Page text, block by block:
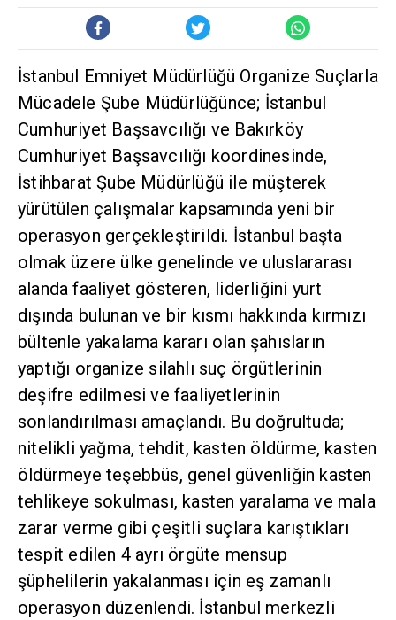
İstanbul Emniyet Müdürlüğü Organize Suçlarla
Mücadele Şube Müdürlüğünce; İstanbul
Cumhuriyet Başsavcılığı ve Bakırköy
Cumhuriyet Başsavcılığı koordinesinde,
İstihbarat Şube Müdürlüğü ile müşterek
yürütülen çalışmalar kapsamında yeni bir
operasyon gerçekleştirildi. İstanbul başta
olmak üzere ülke genelinde ve uluslararası
alanda faaliyet gösteren, liderliğini yurt
dışında bulunan ve bir kısmı hakkında kırmızı
bültenle yakalama kararı olan şahısların
yaptığı organize silahlı suç örgütlerinin
deşifre edilmesi ve faaliyetlerinin
sonlandırılması amaçlandı. Bu doğrultuda;
nitelikli yağma, tehdit, kasten öldürme, kasten
öldürmeye teşebbüs, genel güvenliğin kasten
tehlikeye sokulması, kasten yaralama ve mala
zarar verme gibi çeşitli suçlara karıştıkları
tespit edilen 4 ayrı örgüte mensup
şüphelilerin yakalanması için eş zamanlı
operasyon düzenlendi. İstanbul merkezli